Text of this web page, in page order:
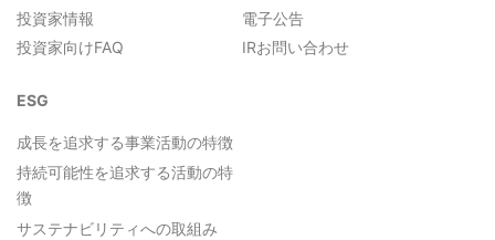
投資家情報
電子公告
投資家向けFAQ
IRお問い合わせ
ESG
成長を追求する事業活動の特徴
持続可能性を追求する活動の特
徴
サステナビリティへの取組み